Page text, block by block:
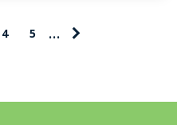
Page
4 Page
5 … Page